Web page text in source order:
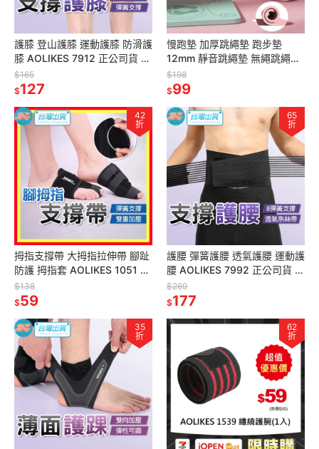
護膝 登山護膝 運動護膝 防滑護
膝 AOLIKES 7912 正公司貨 籃
球護膝 護具 支撐護膝 運動護具
$165
$127
慢跑墊 加厚跳繩墊 跑步墊
12mm 靜音跳繩墊 無繩跳繩墊
運動墊 隔音減震墊 軟墊 減震墊
瑜珈墊 運動墊
$198
$99
42
折
拇指支撐帶 大拇指拉伸帶 腳趾
防護 拇指套 AOLIKES 1051 正
公司貨 久站 運動護具 足部護具
護具
$138
$59
65
折
護腰 彈簧護腰 透氣護腰 運動護
腰 AOLIKES 7992 正公司貨 護
腰帶 保護帶 護具 運動護具
$269
$177
35
折
62
折